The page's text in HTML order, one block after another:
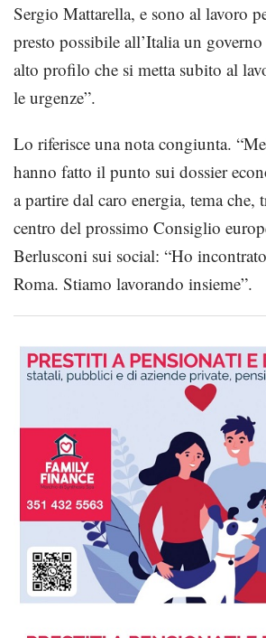
Sergio Mattarella, e sono al lavoro
presto possibile all’Italia un
alto profilo che si metta subito al
le urgenze”.
Lo riferisce una nota congiunta.
hanno fatto il punto sui dossier
a partire dal caro energia, tema che,
centro del prossimo Consiglio
Berlusconi sui social: “Ho
Roma. Stiamo lavorando insieme”.